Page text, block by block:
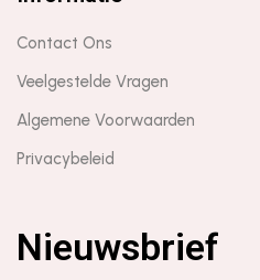
Contact Ons
Veelgestelde Vragen
Algemene Voorwaarden
Privacybeleid
Nieuwsbrief